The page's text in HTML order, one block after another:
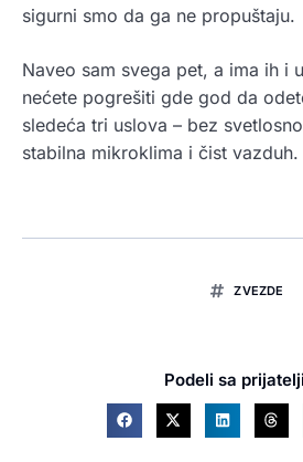
sigurni smo da ga ne propuštaju.
Naveo sam svega pet, a ima ih i
nećete pogrešiti gde god da
sledeća tri uslova – bez
stabilna mikroklima i čist vazduh.
ZVEZDE
Podeli sa